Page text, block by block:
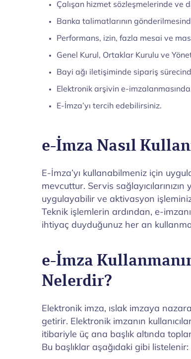
Çalışan hizmet sözleşmelerinde ve
Banka talimatlarının
Performans, izin, fazla mesai ve
Genel Kurul, Ortaklar Kurulu ve
Bayi ağı iletişiminde sipariş
Elektronik arşivin e-
E-İmza’yı tercih edebilirsiniz.
e-İmza Nasıl
E-İmza’yı kullanabilmeniz için
mevcuttur. Servis
uygulayabilir ve aktivasyon
Teknik işlemlerin ardından, e-
ihtiyaç duyduğunuz her an
e-İmza
Nelerdir?
Elektronik imza, ıslak imzaya
getirir. Elektronik imzanın
itibariyle üç ana başlık altında
Bu başlıklar aşağıdaki gibi listelenir: